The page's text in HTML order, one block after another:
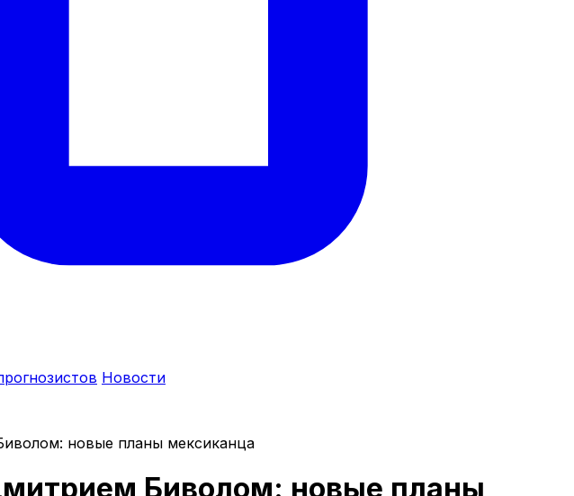
Новости
новые планы мексиканца
Биволом: новые планы